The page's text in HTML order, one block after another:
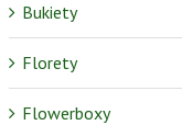
Bukiety
Florety
Flowerboxy